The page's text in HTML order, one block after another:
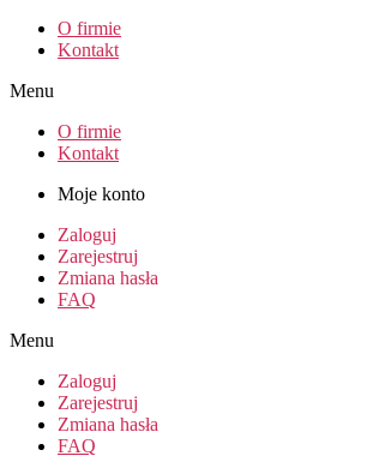
O firmie
Kontakt
Menu
O firmie
Kontakt
Moje konto
Zaloguj
Zarejestruj
Zmiana hasła
FAQ
Menu
Zaloguj
Zarejestruj
Zmiana hasła
FAQ